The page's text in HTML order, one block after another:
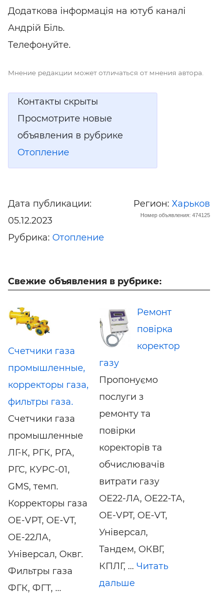
Додаткова інформація на ютуб каналі
Андрій Біль.
Телефонуйте.
Мнение редакции может отличаться от мнения автора.
Контакты скрыты
Просмотрите новые
объявления в рубрике
Отопление
Дата публикации:
05.12.2023
Рубрика: Отопление
Регион: Харьков
Номер объявления: 474125
Свежие объявления в рубрике:
Счетчики газа
промышленные,
корректоры газа,
фильтры газа.
Счетчики газа
промышленные
ЛГ-К, РГК, РГА,
РГС, КУРС-01,
GMS, темп.
Корректоры газа
OE-VPT, OE-VT,
ОЕ-22ЛА,
Універсал, Оквг.
Фильтры газа
ФГК, ФГТ, ...
Ремонт
повірка
коректор
газу
Пропонуємо
послуги з
ремонту та
повірки
коректорів та
обчислювачів
витрати газу
ОЕ22-ЛА, ОЕ22-ТА,
ОЕ-VPT, OE-VT,
Універсал,
Тандем, ОКВГ,
КПЛГ, ... Читать
дальше